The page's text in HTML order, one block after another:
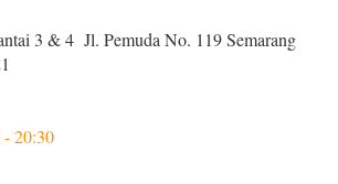
3 & 4 Jl. Pemuda No. 119 Semarang
20:30